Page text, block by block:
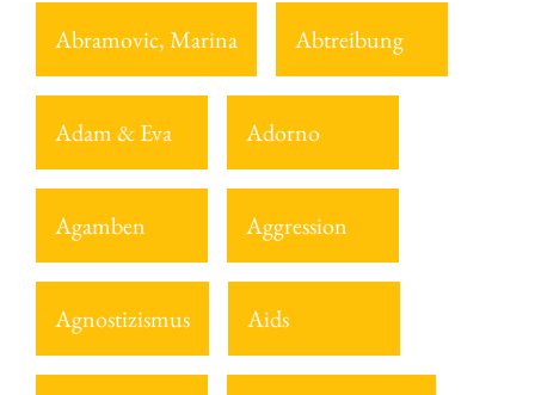
Abramovic, Marina Abtreibung
Adam & Eva Adorno
Agamben Aggression
Agnostizismus Aids